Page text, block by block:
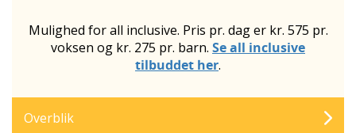
Mulighed for all inclusive. Pris pr. dag er kr. 575 pr.
voksen og kr. 275 pr. barn. Se all inclusive
tilbuddet her.
Overblik